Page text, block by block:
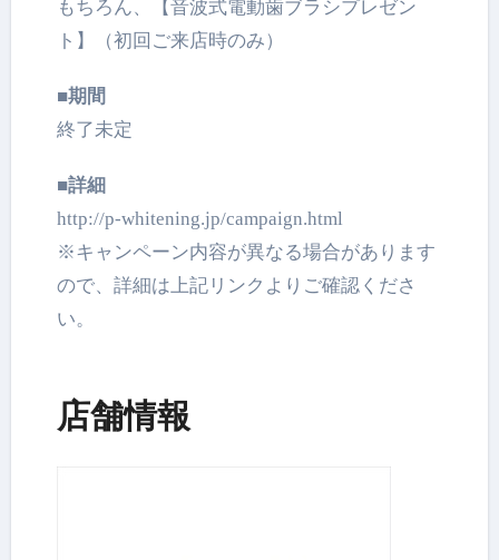
もちろん、【音波式電動歯ブラシプレゼン
ト】（初回ご来店時のみ）
■期間
終了未定
■詳細
http://p-whitening.jp/campaign.html
※キャンペーン内容が異なる場合があります
ので、詳細は上記リンクよりご確認くださ
い。
店舗情報